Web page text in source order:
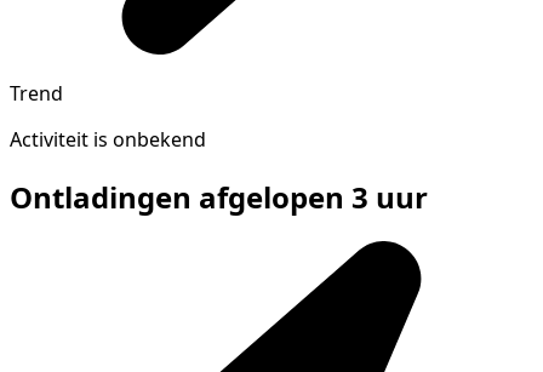
Trend
Activiteit is onbekend
Ontladingen afgelopen 3 uur